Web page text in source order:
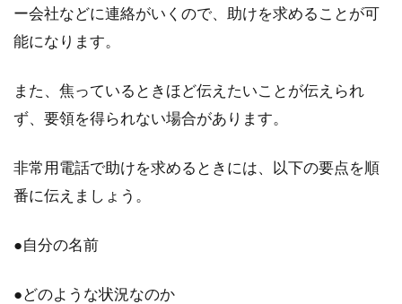
ー会社などに連絡がいくので、助けを求めることが可
能になります。
また、焦っているときほど伝えたいことが伝えられ
ず、要領を得られない場合があります。
非常用電話で助けを求めるときには、以下の要点を順
番に伝えましょう。
●自分の名前
●どのような状況なのか